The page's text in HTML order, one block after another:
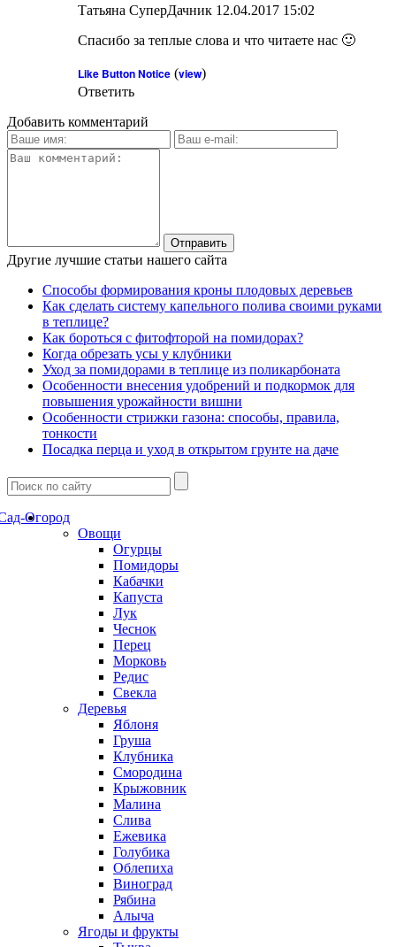
Татьяна СуперДачник 12.04.2017 15:02
Спасибо за теплые слова и что читаете нас 🙂
Like Button Notice (view)
Ответить
Добавить комментарий
Другие лучшие статьи нашего сайта
Способы формирования кроны плодовых деревьев
Как сделать систему капельного полива своими руками
в теплице?
Как бороться с фитофторой на помидорах?
Когда обрезать усы у клубники
Уход за помидорами в теплице из поликарбоната
Особенности внесения удобрений и подкормок для
повышения урожайности вишни
Особенности стрижки газона: способы, правила,
тонкости
Посадка перца и уход в открытом грунте на даче
Огород
Овощи
Огурцы
Помидоры
Кабачки
Капуста
Лук
Чеснок
Перец
Морковь
Редис
Свекла
Деревья
Яблоня
Груша
Клубника
Смородина
Крыжовник
Малина
Слива
Ежевика
Голубика
Облепиха
Виноград
Рябина
Алыча
Ягоды и фрукты